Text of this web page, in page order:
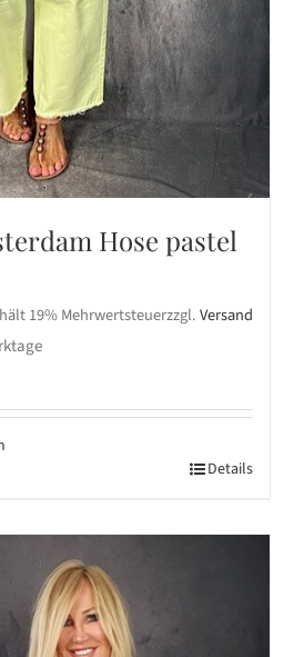
Hose pastel
19% Mehrwertsteuerzzgl.Versand
Details